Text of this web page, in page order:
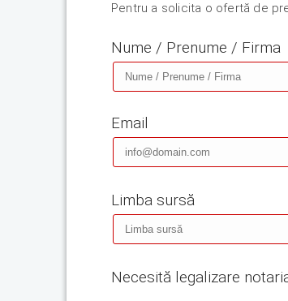
Pentru a solicita o ofertă de
Nume / Prenume / Firma
Email
Limba sursă
Necesită legalizare